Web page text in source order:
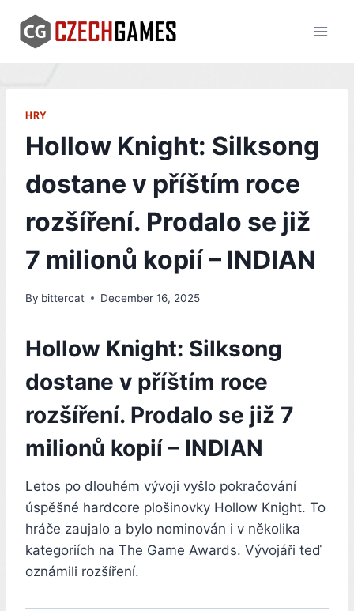
content
HRY
Hollow Knight: Silksong
dostane v příštím roce
rozšíření. Prodalo se již
7 milionů kopií – INDIAN
By bittercat December 16, 2025
Hollow Knight: Silksong
dostane v příštím roce
rozšíření. Prodalo se již 7
milionů kopií – INDIAN
Letos po dlouhém vývoji vyšlo pokračování
úspěšné hardcore plošinovky Hollow Knight. To
hráče zaujalo a bylo nominován i v několika
kategoriích na The Game Awards. Vývojáři teď
oznámili rozšíření.